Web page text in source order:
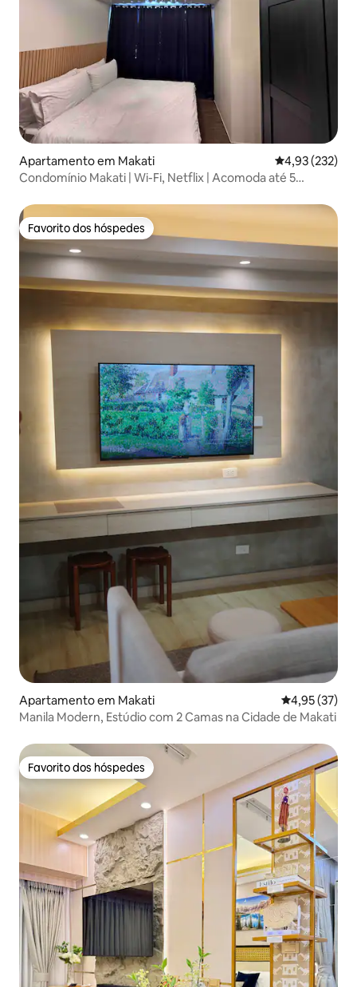
Apartamento em Makati Classificação
4,93 (232)
Condomínio Makati | Wi-Fi, Netflix | Acomoda até 5
Favorito dos hóspedes
Favorito dos hóspedes
Apartamento em Makati Classificação
4,95 (37)
Manila Modern, Estúdio com 2 Camas na Cidade de Makati
Favorito dos hóspedes
Favorito dos hóspedes